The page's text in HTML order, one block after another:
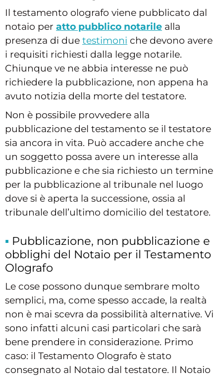
Il testamento olografo viene pubblicato dal
notaio per atto pubblico notarile alla
presenza di due testimoni che devono avere
i requisiti richiesti dalla legge notarile.
Chiunque ve ne abbia interesse ne può
richiedere la pubblicazione, non appena ha
avuto notizia della morte del testatore.
Non è possibile provvedere alla
pubblicazione del testamento se il testatore
sia ancora in vita. Può accadere anche che
un soggetto possa avere un interesse alla
pubblicazione e che sia richiesto un termine
per la pubblicazione al tribunale nel luogo
dove si è aperta la successione, ossia al
tribunale dell’ultimo domicilio del testatore.
Pubblicazione, non pubblicazione e
obblighi del Notaio per il Testamento
Olografo
Le cose possono dunque sembrare molto
semplici, ma, come spesso accade, la realtà
non è mai scevra da possibilità alternative. Vi
sono infatti alcuni casi particolari che sarà
bene prendere in considerazione. Primo
caso: il Testamento Olografo è stato
consegnato al Notaio dal testatore. Il Notaio